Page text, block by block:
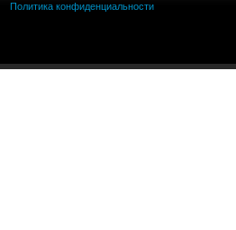
Политика конфиденциальности